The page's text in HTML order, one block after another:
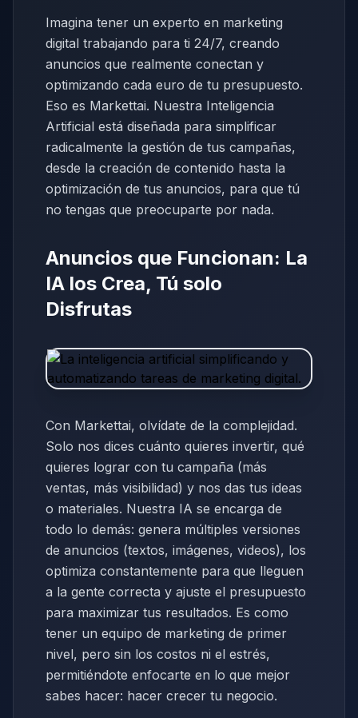
Imagina tener un experto en marketing
digital trabajando para ti 24/7, creando
anuncios que realmente conectan y
optimizando cada euro de tu presupuesto.
Eso es Markettai. Nuestra Inteligencia
Artificial está diseñada para simplificar
radicalmente la gestión de tus campañas,
desde la creación de contenido hasta la
optimización de tus anuncios, para que tú
no tengas que preocuparte por nada.
Anuncios que Funcionan: La
IA los Crea, Tú solo
Disfrutas
Con Markettai, olvídate de la complejidad.
Solo nos dices cuánto quieres invertir, qué
quieres lograr con tu campaña (más
ventas, más visibilidad) y nos das tus ideas
o materiales. Nuestra IA se encarga de
todo lo demás: genera múltiples versiones
de anuncios (textos, imágenes, videos), los
optimiza constantemente para que lleguen
a la gente correcta y ajuste el presupuesto
para maximizar tus resultados. Es como
tener un equipo de marketing de primer
nivel, pero sin los costos ni el estrés,
permitiéndote enfocarte en lo que mejor
sabes hacer: hacer crecer tu negocio.